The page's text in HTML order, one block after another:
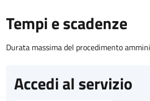
Tempi e scadenze
Durata massima del procedimento
Accedi al servizio